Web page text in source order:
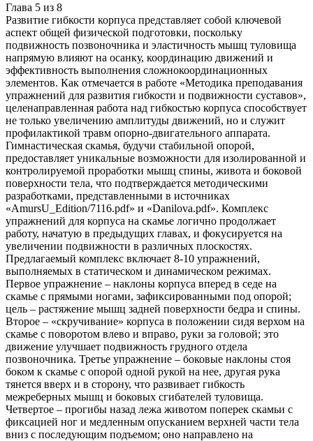
Глава 5 из 8
Развитие гибкости корпуса представляет собой ключевой
аспект общей физической подготовки, поскольку
подвижность позвоночника и эластичность мышц туловища
напрямую влияют на осанку, координацию движений и
эффективность выполнения сложнокоординационных
элементов. Как отмечается в работе «Методика преподавания
упражнений для развития гибкости и подвижности суставов»,
целенаправленная работа над гибкостью корпуса способствует
не только увеличению амплитуды движений, но и служит
профилактикой травм опорно-двигательного аппарата.
Гимнастическая скамья, будучи стабильной опорой,
предоставляет уникальные возможности для изолированной и
контролируемой проработки мышц спины, живота и боковой
поверхности тела, что подтверждается методическими
разработками, представленными в источниках
«AmursU_Edition/7116.pdf» и «Danilova.pdf». Комплекс
упражнений для корпуса на скамье логично продолжает
работу, начатую в предыдущих главах, и фокусируется на
увеличении подвижности в различных плоскостях.
Предлагаемый комплекс включает 8-10 упражнений,
выполняемых в статическом и динамическом режимах.
Первое упражнение – наклоны корпуса вперед в седе на
скамье с прямыми ногами, зафиксированными под опорой;
цель – растяжение мышц задней поверхности бедра и спины.
Второе – «скручивание» корпуса в положении сидя верхом на
скамье с поворотом влево и вправо, руки за головой; это
движение улучшает подвижность грудного отдела
позвоночника. Третье упражнение – боковые наклоны стоя
боком к скамье с опорой одной рукой на нее, другая рука
тянется вверх и в сторону, что развивает гибкость
межреберных мышц и боковых сгибателей туловища.
Четвертое – прогибы назад лежа животом поперек скамьи с
фиксацией ног и медленным опусканием верхней части тела
вниз с последующим подъемом; оно направлено на